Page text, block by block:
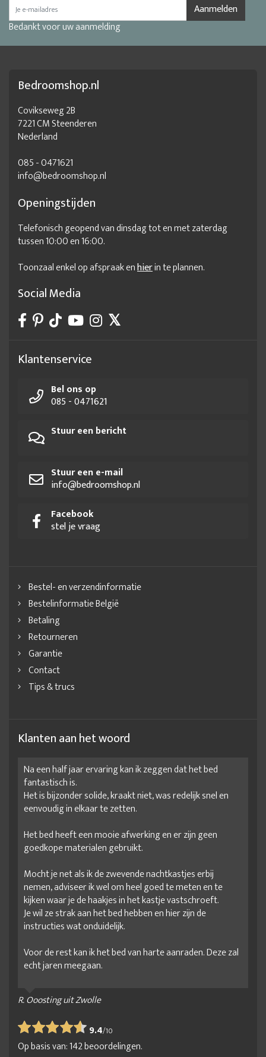
Aanmelden
Bedankt voor uw aanmelding
Bedroomshop.nl
Covikseweg 2B
7221 CM Steenderen
Nederland
085 - 0471621
info@bedroomshop.nl
Openingstijden
Telefonisch geopend van dinsdag tot en met zaterdag
tussen 10:00 en 16:00.
Toonzaal enkel op afspraak enhierin te plannen.
Social Media
Klantenservice
Bel ons op
085 - 0471621
Stuur een bericht
Stuur een e-mail
info@bedroomshop.nl
Facebook
stel je vraag
Bestel- en verzendinformatie
Bestelinformatie België
Betaling
Retourneren
Garantie
Contact
Tips & trucs
Klanten aan het woord
Na een half jaar ervaring kan ik zeggen dat het bed
fantastisch is.
Het is bijzonder solide, kraakt niet, was redelijk snel en
eenvoudig in elkaar te zetten.
Het bed heeft een mooie afwerking en er zijn geen
goedkope materialen gebruikt.
Mocht je net als ik de zwevende nachtkastjes erbij
nemen, adviseer ik wel om heel goed te meten en te
kijken waar je de haakjes in het kastje vastschroeft.
Je wil ze strak aan het bed hebben en hier zijn de
instructies wat onduidelijk.
Voor de rest kan ik het bed van harte aanraden. Deze zal
echt jaren meegaan.
R. Ooosting uit Zwolle
9.4/10
Op basis van:142beoordelingen.